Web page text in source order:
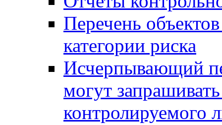
Перечень
категории риска
Исчерпывающий
могут
контролируемого